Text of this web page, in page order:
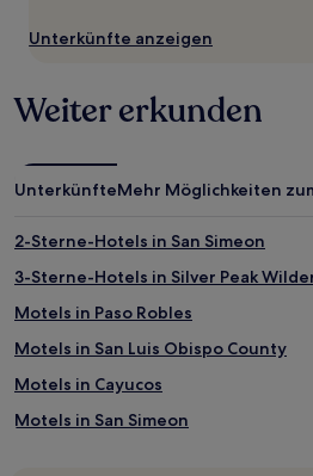
Unterkünfte anzeigen
Weiter erkunden
UnterkünfteMehr Möglichkeiten
2-Sterne-Hotels in San Simeon
3-Sterne-Hotels in Silver Peak
Motels in Paso Robles
Motels in San Luis Obispo County
Motels in Cayucos
Motels in San Simeon